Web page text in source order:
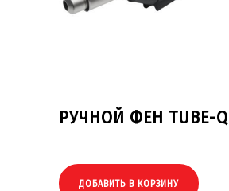
РУЧНОЙ ФЕН TUBE-Q
ДОБАВИТЬ В КОРЗИНУ